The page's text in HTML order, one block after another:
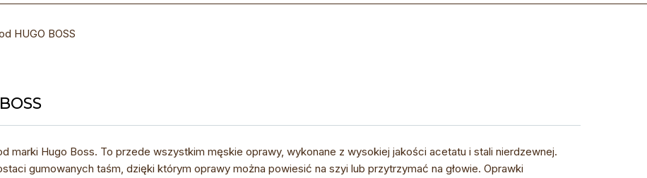
HUGO BOSS
marki Hugo Boss. To przede wszystkim męskie oprawy, wykonane z wysokiej jakości acetatu i stali nierdzewnej.
gumowanych taśm, dzięki którym oprawy można powiesić na szyi lub przytrzymać na głowie. Oprawki